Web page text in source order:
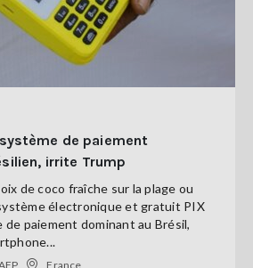
de paiement
irrite Trump
de coco fraîche sur la plage ou
électronique et gratuit PIX
paiement dominant au Brésil,
France